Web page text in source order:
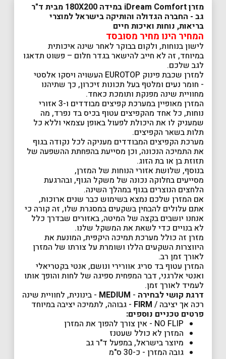
מזרן iDream Comfort במידה 180X200 מבית ד"ר
גב - החברה הגדולה והותיקה בישראל למוצרי
בריאות, נוחות ואיכות חיים
המחיר הינו מחיר מסובסד
לישון בנוחות, ולקום בבוקר לאחר שינה איכותית
במיוחד, זה לא חייב להישאר בגדר חלום – פשוט תדאגו
לגב שלכם.
למזרן שכבת פינוק EUROTOP העשויה ויסקו אלסטי
- חומר נעים ומלטף בעל תכונות זיכרון, כך שתיהנו
מחוויית שינה מפנקת ותומכת כאחד.
המזרן מאופיין במערכת קפיצים מבודדים ו-3 אזורי
נוחות, כל אחד מהקפיצים עטוף בכיס בד נפרד, מה
שמעניק לו את היכולת לפעול באופן עצמאי וללא כל
תלות בשאר הקפיצים.
מערכת הקפיצים המבודדים מעניקה לכל נקודה בגוף
את התמיכה הנכונה, וכן מסייעת בהפחתת ההשפעה של
תזוזת בן או בת הזוג.
בנוסף, שלושת אזורי הנוחות של המזרן,
מסייעים בחלוקה נכונה של משקל הגוף, ובהרגעת
הלחצים הנוצרים בגוף במהלך השינה.
אם המזרן שלכם נמצא בשימוש כבר שנים ארוכות,
אתם עלולים להבחין בשקעים במסגרת שלו, זה קורה כי
אנחנו יושבים בקצה של המיטה, באזורים שבדרך כלל
לא בנויים כדי לשאת את המשקל שלנו.
מזרן זה כולל מערכת תמיכה היקפית, המונעת את
היווצרות השקעים הללו ושומרת על צורתו של המזרן
לאורך זמן רב.
המזרן עטוף בד סריג אוורירי ונושם, אנטי בקטריאלי
ואנטי אלרגני, דבר המפחית ספיגה של לחות והופך אותו
לעמיד לאורך זמן.
דרגת קושי לבחירה -
MEDIUM - בינונית, לחוויית שינה
רכה אך יציבה / FIRM - גבוהה, לתמיכה יציבה במיוחד
פרטים טכניים נוספים:
NO FLIP - אין צורך להפוך את המזרן
המזרן לא כולל שעטנז
מיוצר בישראל, במפעל ד"ר גב
גובה המזרן - כ-30 ס"מ